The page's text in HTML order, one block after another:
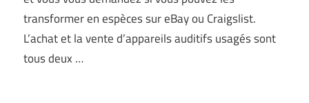
transformer en espèces sur eBay ou Craigslist.
L’achat et la vente d’appareils auditifs usagés sont
tous deux …